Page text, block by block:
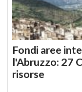
Fondi aree
l'Abruzzo: 27
risorse